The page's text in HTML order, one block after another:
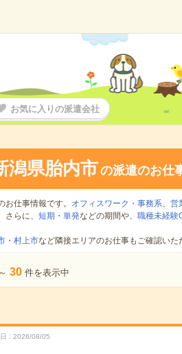
お気に入りの派遣会社
潟県胎内市の派遣のお仕
お仕事情報です。 オフィスワーク・事務系、 営
さらに、 短期 ・ 単発などの期間や、 職種未経験
・ 村上市など隣接エリアのお仕事もご確認いた
～ 30 件を表示中
2026/08/05